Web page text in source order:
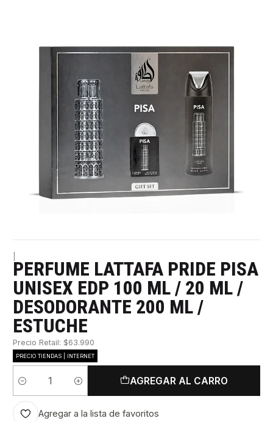
PERFUME LATTAFA PRIDE PISA
UNISEX EDP 100 ML / 20 ML /
DESODORANTE 200 ML /
ESTUCHE
Precio Retail: $63.990
PRECIO TIENDAS | INTERNET
Cantidad
AGREGAR AL CARRO
Agregar a la lista de favoritos